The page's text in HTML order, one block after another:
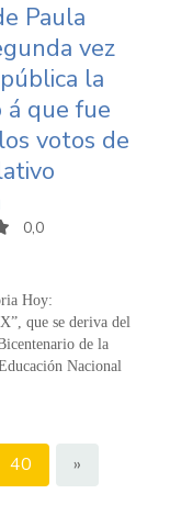
Paula
vez
la
á que fue
votos de
0,0
Hoy:
que se deriva del
de la
Nacional
40 »